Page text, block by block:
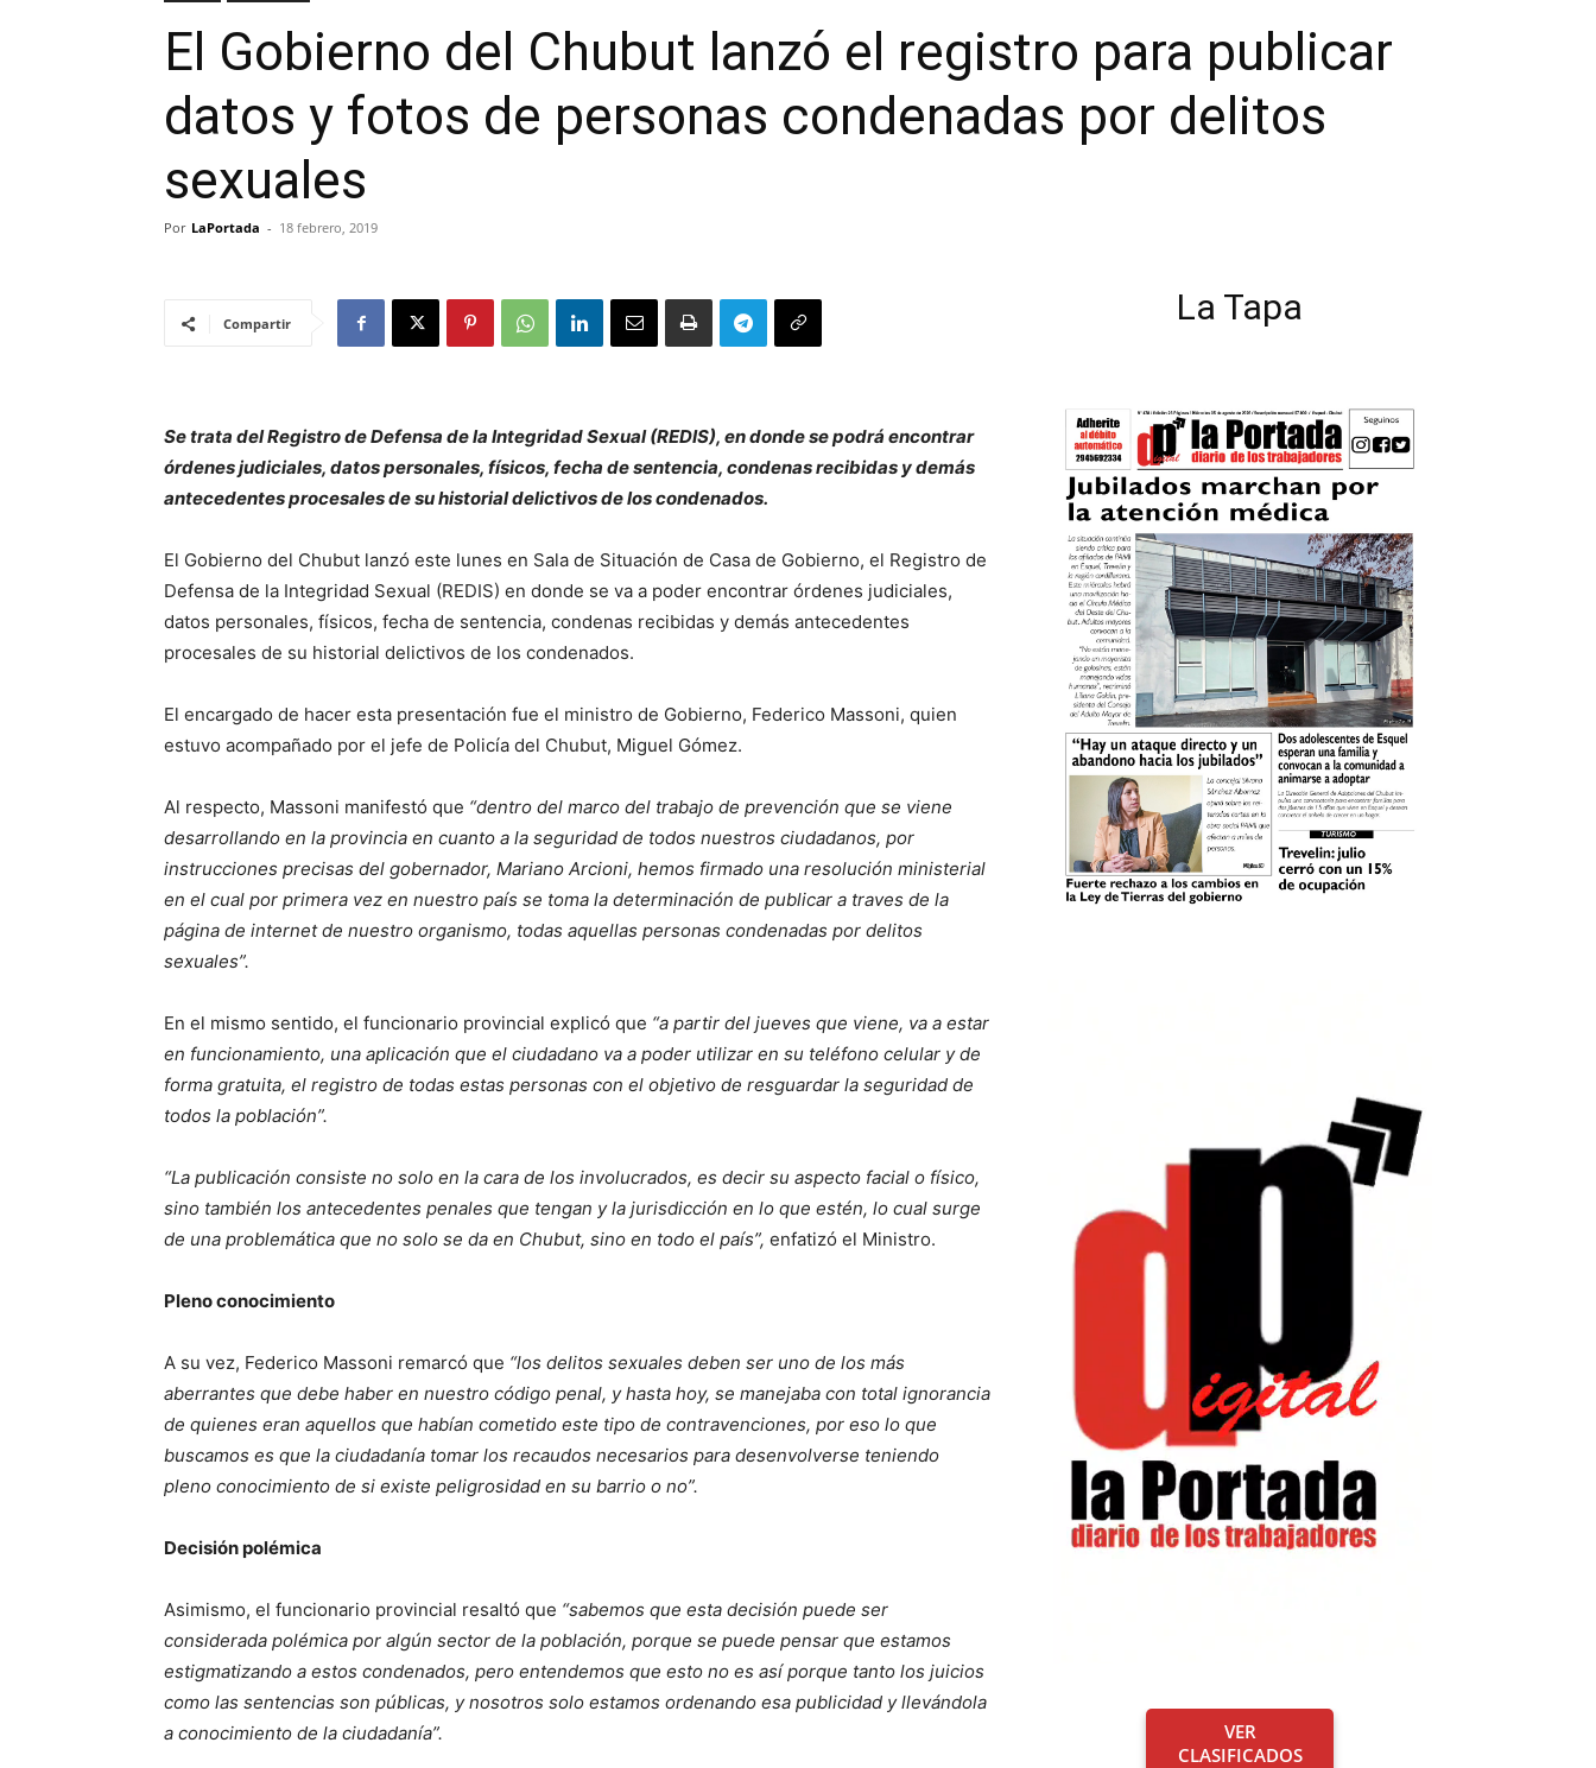
El Gobierno del Chubut lanzó el registro para publicar
datos y fotos de personas condenadas por delitos
sexuales
Por LaPortada - 18 febrero, 2019
Compartir
Se trata del Registro de Defensa de la Integridad Sexual (REDIS), en donde se podrá encontrar
órdenes judiciales, datos personales, físicos, fecha de sentencia, condenas recibidas y demás
antecedentes procesales de su historial delictivos de los condenados.
El Gobierno del Chubut lanzó este lunes en Sala de Situación de Casa de Gobierno, el Registro de
Defensa de la Integridad Sexual (REDIS) en donde se va a poder encontrar órdenes judiciales,
datos personales, físicos, fecha de sentencia, condenas recibidas y demás antecedentes
procesales de su historial delictivos de los condenados.
El encargado de hacer esta presentación fue el ministro de Gobierno, Federico Massoni, quien
estuvo acompañado por el jefe de Policía del Chubut, Miguel Gómez.
Al respecto, Massoni manifestó que “dentro del marco del trabajo de prevención que se viene
desarrollando en la provincia en cuanto a la seguridad de todos nuestros ciudadanos, por
instrucciones precisas del gobernador, Mariano Arcioni, hemos firmado una resolución ministerial
en el cual por primera vez en nuestro país se toma la determinación de publicar a traves de la
página de internet de nuestro organismo, todas aquellas personas condenadas por delitos
sexuales”.
En el mismo sentido, el funcionario provincial explicó que “a partir del jueves que viene, va a estar
en funcionamiento, una aplicación que el ciudadano va a poder utilizar en su teléfono celular y de
forma gratuita, el registro de todas estas personas con el objetivo de resguardar la seguridad de
todos la población”.
“La publicación consiste no solo en la cara de los involucrados, es decir su aspecto facial o físico,
sino también los antecedentes penales que tengan y la jurisdicción en lo que estén, lo cual surge
de una problemática que no solo se da en Chubut, sino en todo el país”, enfatizó el Ministro.
Pleno conocimiento
A su vez, Federico Massoni remarcó que “los delitos sexuales deben ser uno de los más
aberrantes que debe haber en nuestro código penal, y hasta hoy, se manejaba con total ignorancia
de quienes eran aquellos que habían cometido este tipo de contravenciones, por eso lo que
buscamos es que la ciudadanía tomar los recaudos necesarios para desenvolverse teniendo
pleno conocimiento de si existe peligrosidad en su barrio o no”.
Decisión polémica
Asimismo, el funcionario provincial resaltó que “sabemos que esta decisión puede ser
considerada polémica por algún sector de la población, porque se puede pensar que estamos
estigmatizando a estos condenados, pero entendemos que esto no es así porque tanto los juicios
como las sentencias son públicas, y nosotros solo estamos ordenando esa publicidad y llevándola
a conocimiento de la ciudadanía”.
La Tapa
VER
CLASIFICADOS